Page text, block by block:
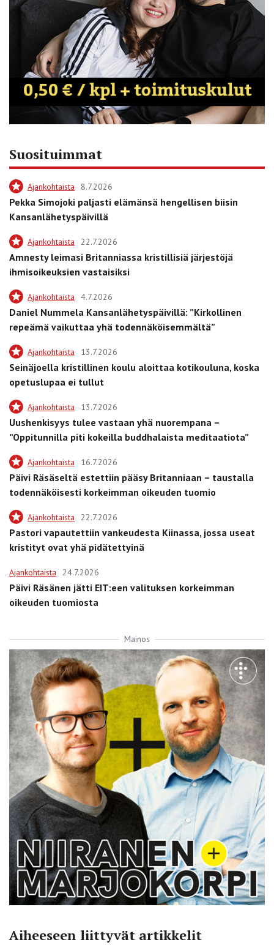
Suosituimmat
Ajankohtaista 8.7.2026
Pekka Simojoki paljasti elämänsä hengellisen biisin
Kansanlähetyspäivillä
Ajankohtaista 22.7.2026
Amnesty leimasi Britanniassa kristillisiä järjestöjä
ihmisoikeuksien vastaisiksi
Ajankohtaista 4.7.2026
Daniel Nummela Kansanlähetyspäivillä: ”Kirkollinen
repeämä vaikuttaa yhä todennäköisemmältä”
Ajankohtaista 13.7.2026
Seinäjoella kristillinen koulu aloittaa kotikouluna, koska
opetuslupaa ei tullut
Ajankohtaista 13.7.2026
Uushenkisyys tulee vastaan yhä nuorempana –
”Oppitunnilla piti kokeilla buddhalaista meditaatiota”
Ajankohtaista 16.7.2026
Päivi Räsäseltä estettiin pääsy Britanniaan – taustalla
todennäköisesti korkeimman oikeuden tuomio
Ajankohtaista 22.7.2026
Pastori vapautettiin vankeudesta Kiinassa, jossa useat
kristityt ovat yhä pidätettyinä
Ajankohtaista 24.7.2026
Päivi Räsänen jätti EIT:een valituksen korkeimman
oikeuden tuomiosta
Mainos
Aiheeseen liittyvät artikkelit